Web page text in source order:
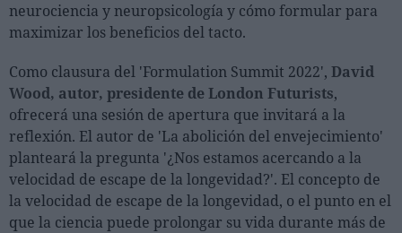
neurociencia y neuropsicología y cómo formular para
maximizar los beneficios del tacto.
Como clausura del 'Formulation Summit 2022', David
Wood, autor, presidente de London Futurists,
ofrecerá una sesión de apertura que invitará a la
reflexión. El autor de 'La abolición del envejecimiento'
planteará la pregunta '¿Nos estamos acercando a la
velocidad de escape de la longevidad?'. El concepto de
la velocidad de escape de la longevidad, o el punto en el
que la ciencia puede prolongar su vida durante más de